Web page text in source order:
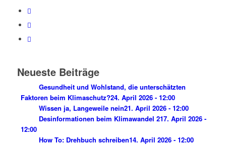
Neueste Beiträge
Gesundheit und Wohlstand, die unterschätzten
Faktoren beim Klimaschutz?24. April 2026 - 12:00
Wissen ja, Langeweile nein21. April 2026 - 12:00
Desinformationen beim Klimawandel 217. April 2026 -
12:00
How To: Drehbuch schreiben14. April 2026 - 12:00